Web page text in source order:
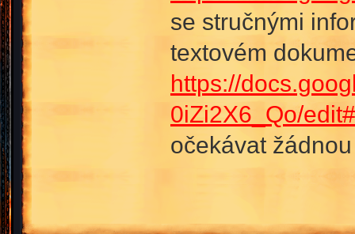
se stručnými
textovém
https://
0iZi2X6_Qo/
očekávat